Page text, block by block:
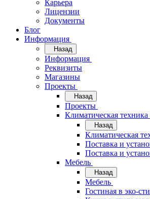
Карьера
Лицензии
Документы
Блог
Информация
Назад
Информация
Реквизиты
Магазины
Проекты
Назад
Проекты
Климатическая техника
Назад
Климатическая
Поставка и
Поставка и
Мебель
Назад
Мебель
Гостиная в эко-